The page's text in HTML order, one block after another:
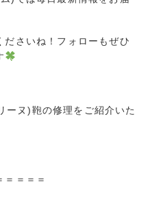
ださいね！フォローもぜひ
ーヌ)鞄の修理をご紹介いた
＝＝＝＝